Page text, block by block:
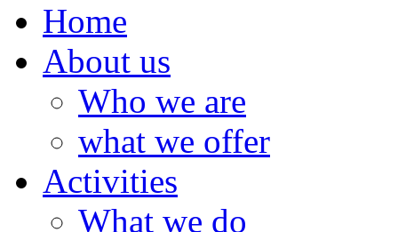
Home
About us
Who we are
what we offer
Activities
What we do